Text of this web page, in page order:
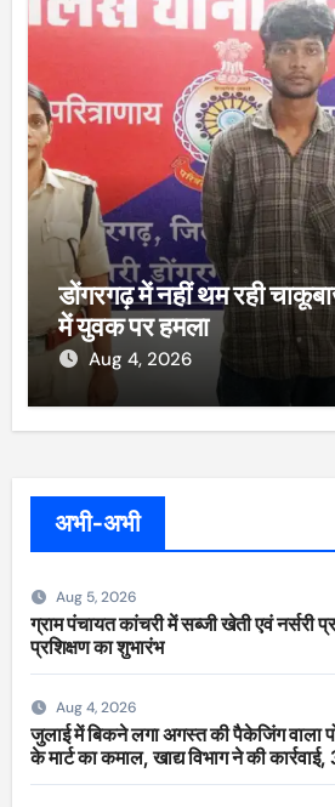
डोंगरगढ़ में नहीं थम रही
में युवक पर हमला
Aug 4, 2026
अभी-अभी
Aug 5, 2026
ग्राम पंचायत कांचरी में सब्जी खेती एवं नर्सरी
प्रशिक्षण का शुभारंभ
Aug 4, 2026
जुलाई में बिकने लगा अगस्त की पैकेजिंग वाला
के मार्ट का कमाल, खाद्य विभाग ने की
सीज